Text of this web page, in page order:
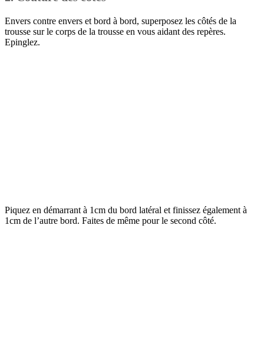
Envers contre envers et bord à bord, superposez les côtés de la
trousse sur le corps de la trousse en vous aidant des repères.
Epinglez.
Piquez en démarrant à 1cm du bord latéral et finissez également à
1cm de l’autre bord. Faites de même pour le second côté.